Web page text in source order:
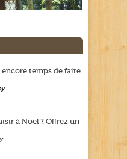
encore temps de faire
à Noël ? Offrez un